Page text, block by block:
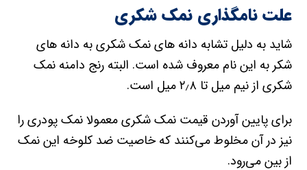
علت نامگذاری نمک شکری
شاید به دلیل تشابه دانه های نمک شکری به دانه های
شکر به این نام معروف شده است. البته رنج دامنه نمک
شکری از نیم میل تا ۲٫۸ میل است.
برای پایین آوردن قیمت نمک شکری معمولا نمک پودری را
نیز در آن مخلوط می‌کنند که خاصیت ضد کلوخه این نمک
از بین می‌رود.